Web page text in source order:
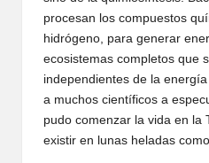
procesan los compuestos
hidrógeno, para generar
ecosistemas completos que
independientes de la
a muchos científicos a
pudo comenzar la vida en la
existir en lunas heladas